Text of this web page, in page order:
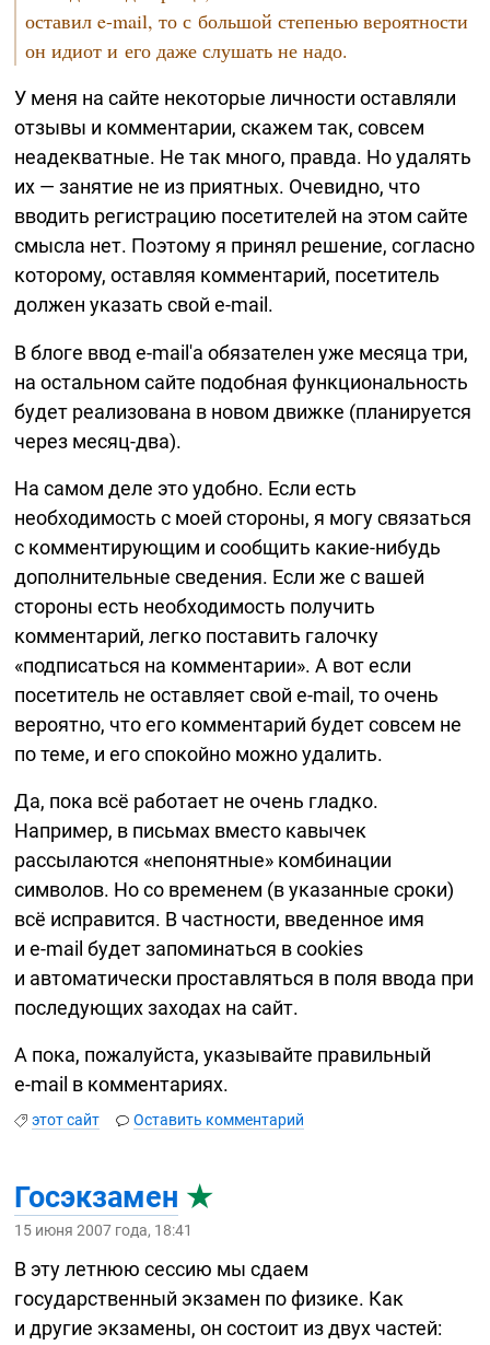
оставилe-mail, то с большой степенью вероятности
он идиот и его даже слушать не надо.
У меня на сайте некоторые личности оставляли
отзывы и комментарии, скажем так, совсем
неадекватные. Не так много, правда. Но удалять
их — занятие не из приятных. Очевидно, что
вводить регистрацию посетителей на этом сайте
смысла нет. Поэтому я принял решение, согласно
которому, оставляя комментарий, посетитель
должен указать свойe-mail.
В блоге вводe-mail'а обязателен уже месяца три,
на остальном сайте подобная функциональность
будет реализована в новом движке (планируется
через месяц-два).
На самом деле это удобно. Если есть
необходимость с моей стороны, я могу связаться
с комментирующим и сообщить какие-нибудь
дополнительные сведения. Если же с вашей
стороны есть необходимость получить
комментарий, легко поставить галочку
«подписаться на комментарии». А вот если
посетитель не оставляет свойe-mail, то очень
вероятно, что его комментарий будет совсем не
по теме, и его спокойно можно удалить.
Да, пока всё работает не очень гладко.
Например, в письмах вместо кавычек
рассылаются «непонятные» комбинации
символов. Но со временем (в указанные сроки)
всё исправится. В частности, введенное имя
иe-mail будет запоминаться в cookies
и автоматически проставляться в поля ввода при
последующих заходах на сайт.
А пока, пожалуйста, указывайте правильный
e-mail в комментариях.
этот сайт Оставить комментарий
Госэкзамен ★
15 июня 2007 года, 18:41
В эту летнюю сессию мы сдаем
государственный экзамен по физике. Как
и другие экзамены, он состоит из двух частей: